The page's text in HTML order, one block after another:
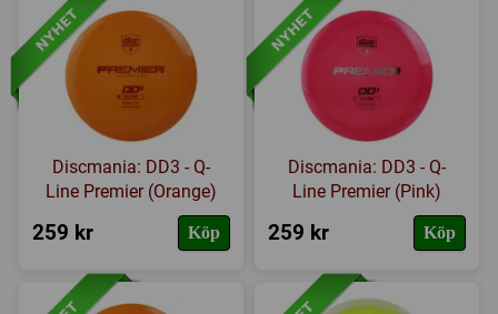
Discmania: DD3 - Q-
Line Premier (Orange)
259 kr Köp
Discmania: DD3 - Q-
Line Premier (Pink)
259 kr Köp